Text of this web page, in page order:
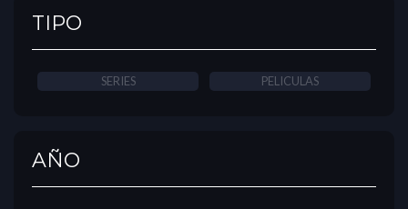
TIPO
SERIES PELICULAS
AÑO